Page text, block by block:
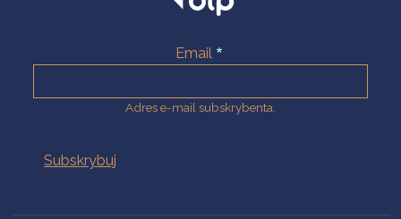
Email
Adres e-mail subskrybenta.